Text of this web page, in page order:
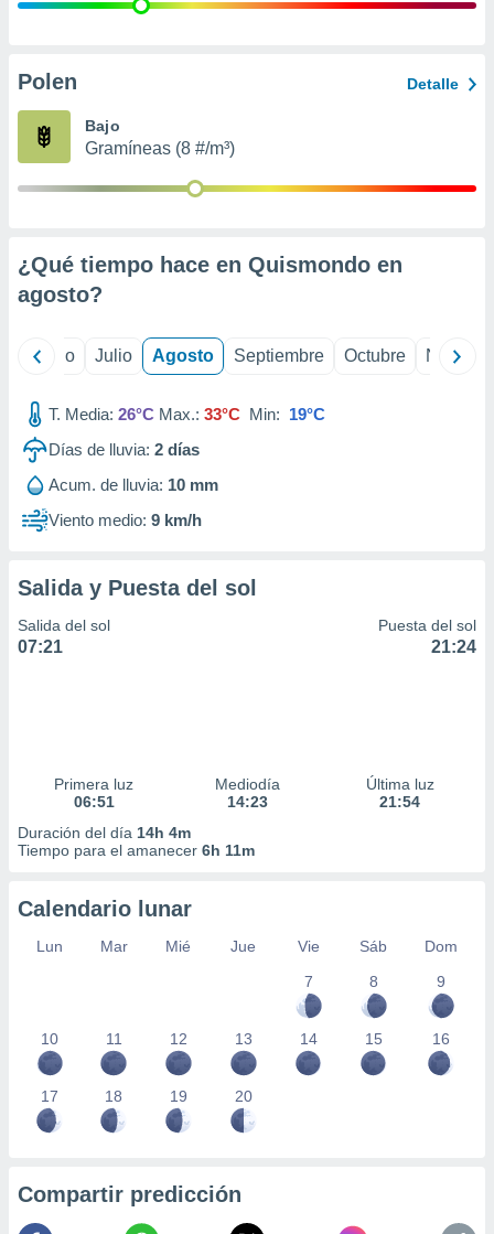
publicidad
de
Polen Detalle
Bajo
Gramíneas (8 #/m³)
¿Qué tiempo hace en Quismondo en
agosto?
Junio Julio Agosto Septiembre Octubre
T. Media: 26°C Max.: 33°C Min: 19°C
Días de lluvia: 2 días
Acum. de lluvia: 10 mm
Viento medio: 9 km/h
Salida y Puesta del sol
Salida del sol
07:21
Puesta del sol
21:24
Primera luz
06:51
Mediodía
14:23
Última luz
21:54
Duración del día 14h 4m
Tiempo para el amanecer 6h 11m
Calendario lunar
Lun Mar Mié Jue Vie Sáb
Dom
7
8 9
10 11 12 13 14 15 16
17 18 19 20
Compartir predicción